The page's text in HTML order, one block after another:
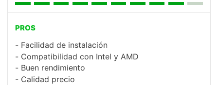
PROS
Facilidad de instalación
Compatibilidad con Intel y AMD
Buen rendimiento
Calidad precio